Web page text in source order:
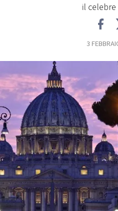
CONCORSI
EVENTI
VIDEO
TV
PRINCIPATO
DI
MONACO
il
3